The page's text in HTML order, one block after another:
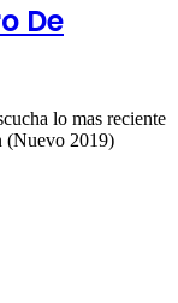
De
lo mas reciente
(Nuevo 2019)